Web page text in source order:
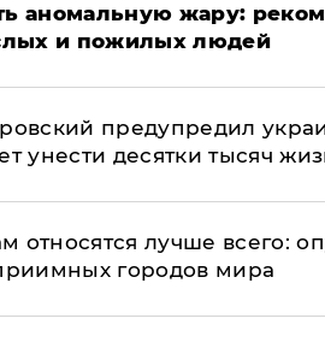
аномальную жару:
и пожилых людей
предупредил
унести десятки тысяч
относятся лучше всего:
городов мира